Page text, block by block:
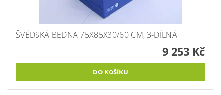
ŠVÉDSKÁ BEDNA 75X85X30/60 CM, 3-DÍLNÁ
9 253 Kč